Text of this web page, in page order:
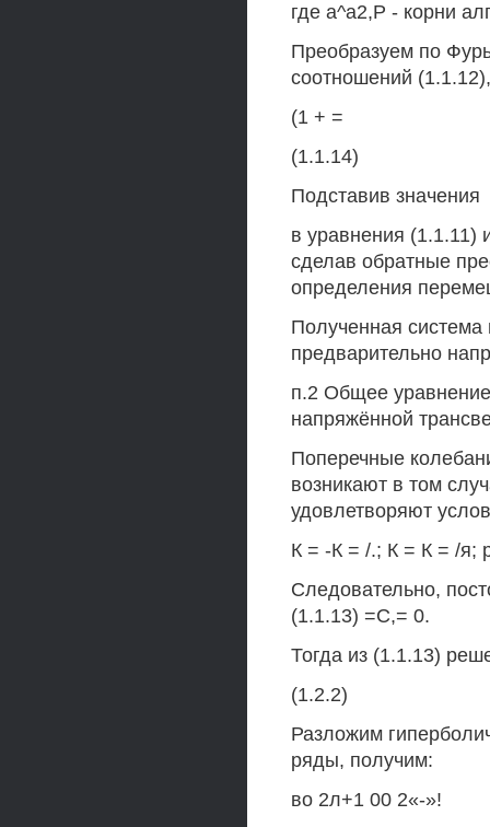
где а^а2,Р - корни
Преобразуем по
соотношений
(1 + =
(1.1.14)
Подставив значения
в уравнения (1.1.11)
сделав обратные
определения
Полученная
предварительно
п.2 Общее
напряжённой
Поперечные
возникают в том
удовлетворяют
К = -К = /.; К = К = /я;
Следовательно,
(1.1.13) =С,= 0.
Тогда из (1.1.13)
(1.2.2)
Разложим
ряды, получим:
во 2л+1 00 2«-»!